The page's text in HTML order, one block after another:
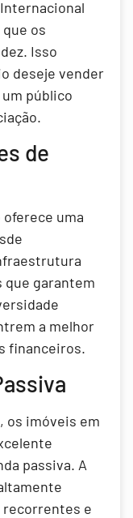
os
Isso
deseje vender
público
de
uma
que garantem
a melhor
financeiros.
os imóveis em
passiva. A
e